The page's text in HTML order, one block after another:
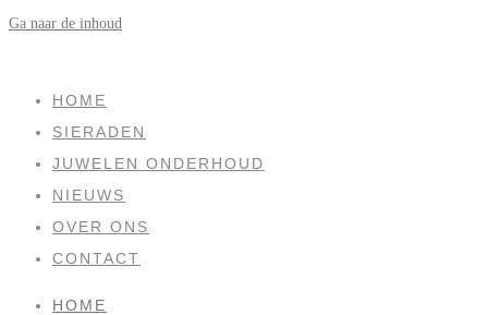
Ga naar de inhoud
HOME
SIERADEN
JUWELEN ONDERHOUD
NIEUWS
OVER ONS
CONTACT
HOME
SOLD